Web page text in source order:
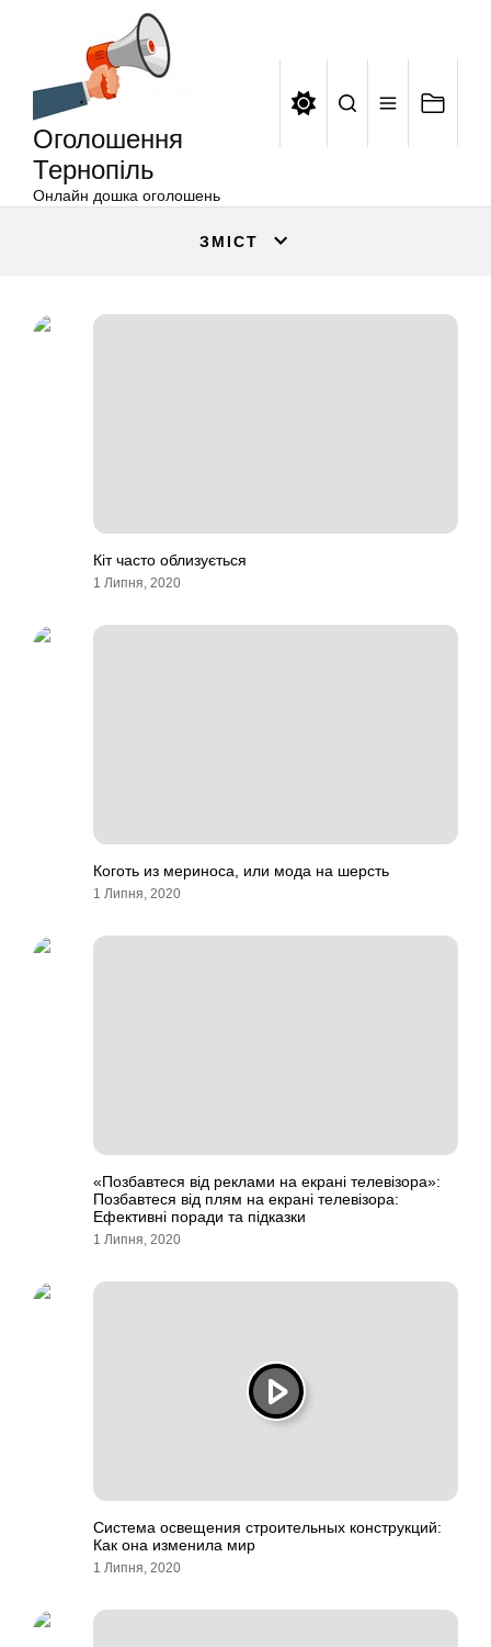
Оголошення
Тернопіль
Онлайн дошка оголошень
ЗМІСТ
Кіт часто облизується
1 Липня, 2020
Коготь из мериноса, или мода на шерсть
1 Липня, 2020
«Позбавтеся від реклами на екрані телевізора»:
Позбавтеся від плям на екрані телевізора:
Ефективні поради та підказки
1 Липня, 2020
Система освещения строительных конструкций:
Как она изменила мир
1 Липня, 2020